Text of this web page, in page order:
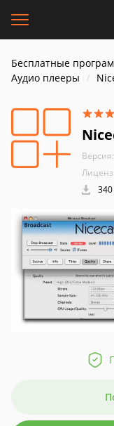
Бесплатные
Аудио плееры
Версия: